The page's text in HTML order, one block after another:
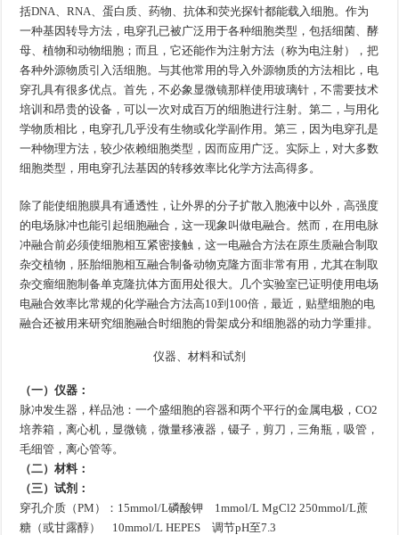
括DNA、RNA、蛋白质、药物、抗体和荧光探针都能载入细胞。作为
一种基因转导方法，电穿孔已被广泛用于各种细胞类型，包括细菌、酵
母、植物和动物细胞；而且，它还能作为注射方法（称为电注射），把
各种外源物质引入活细胞。与其他常用的导入外源物质的方法相比，电
穿孔具有很多优点。首先，不必象显微镜那样使用玻璃针，不需要技术
培训和昂贵的设备，可以一次对成百万的细胞进行注射。第二，与用化
学物质相比，电穿孔几乎没有生物或化学副作用。第三，因为电穿孔是
一种物理方法，较少依赖细胞类型，因而应用广泛。实际上，对大多数
细胞类型，用电穿孔法基因的转移效率比化学方法高得多。
除了能使细胞膜具有通透性，让外界的分子扩散入胞液中以外，高强度
的电场脉冲也能引起细胞融合，这一现象叫做电融合。然而，在用电脉
冲融合前必须使细胞相互紧密接触，这一电融合方法在原生质融合制取
杂交植物，胚胎细胞相互融合制备动物克隆方面非常有用，尤其在制取
杂交瘤细胞制备单克隆抗体方面用处很大。几个实验室已证明使用电场
电融合效率比常规的化学融合方法高10到100倍，最近，贴壁细胞的电
融合还被用来研究细胞融合时细胞的骨架成分和细胞器的动力学重排。
仪器 材料和试剂
（一）仪器：
脉冲发生器，样品池：一个盛细胞的容器和两个平行的金属电极，CO2
培养箱，离心机，显微镜，微量移液器，镊子，剪刀，三角瓶，吸管，
毛细管，离心管等。
（二）材料：
（三）试剂：
穿孔介质（PM）：15mmol/L磷酸钾 1mmol/L MgCl2 250mmol/L蔗
糖（或甘露醇） 10mmol/L HEPES 调节pH至7.3